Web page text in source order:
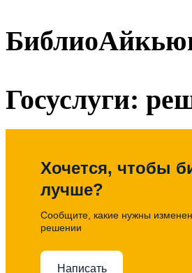
Госуслуги:
Хочется, чтобы
лучше?
Сообщите, какие нужны
решении
Написать